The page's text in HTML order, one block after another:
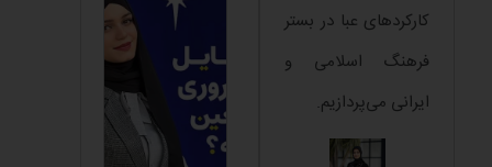
کارکردهای عبا در بستر
فرهنگ اسلامی و
ایرانی می‌پردازیم.